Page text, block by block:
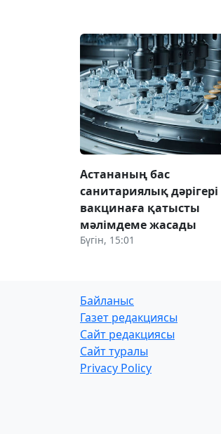
Астананың бас
санитариялық дәрігері
вакцинаға қатысты
мәлімдеме жасады
Бүгін, 15:01
Байланыс
Газет редакциясы
Сайт редакциясы
Сайт туралы
Privacy Policy